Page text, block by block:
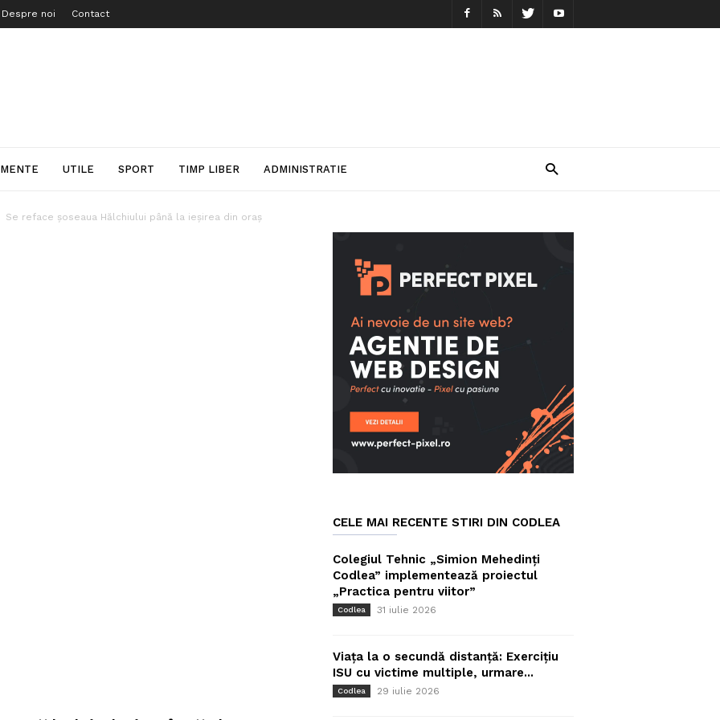
Despre noi Contact
UTILE SPORT TIMP LIBER ADMINISTRATIE
Se reface șoseaua Hălchiului până la ieșirea din oraș
CELE MAI RECENTE STIRI DIN CODLEA
Colegiul Tehnic „Simion Mehedinți
Codlea” implementează proiectul
„Practica pentru viitor”
Codlea 31 iulie 2026
Viața la o secundă distanță: Exercițiu
ISU cu victime multiple, urmare...
Codlea 29 iulie 2026